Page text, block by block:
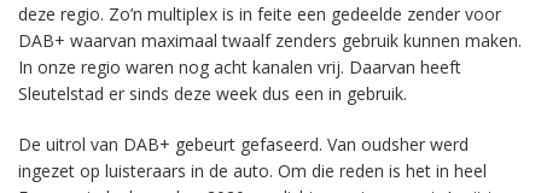
deze regio. Zo’n multiplex is in feite een gedeelde zender voor
DAB+ waarvan maximaal twaalf zenders gebruik kunnen maken.
In onze regio waren nog acht kanalen vrij. Daarvan heeft
Sleutelstad er sinds deze week dus een in gebruik.
De uitrol van DAB+ gebeurt gefaseerd. Van oudsher werd
ingezet op luisteraars in de auto. Om die reden is het in heel